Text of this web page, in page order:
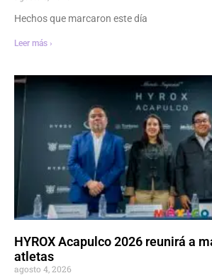
Hechos que marcaron este día
Leer más ›
HYROX Acapulco 2026 reunirá a
atletas
agosto 4, 2026